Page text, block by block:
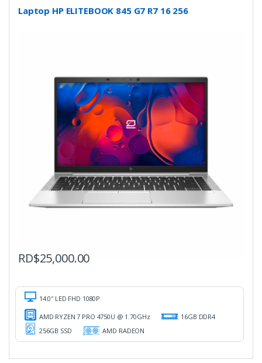
Laptop HP ELITEBOOK 845 G7 R7 16 256
RD$25,000.00
14.0″ LED FHD 1080P
AMD RYZEN 7 PRO 4750U @ 1.70GHz
16GB DDR4
256GB SSD
AMD RADEON